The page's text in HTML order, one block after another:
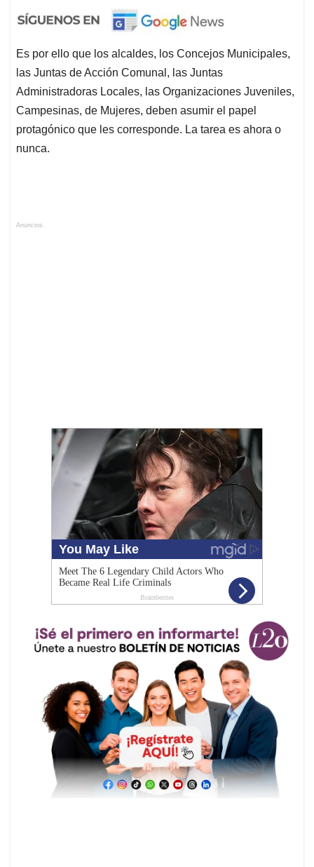
Es por ello que los alcaldes, los Concejos Municipales,
las Juntas de Acción Comunal, las Juntas
Administradoras Locales, las Organizaciones Juveniles,
Campesinas, de Mujeres, deben asumir el papel
protagónico que les corresponde. La tarea es ahora o
nunca.
Anuncios.